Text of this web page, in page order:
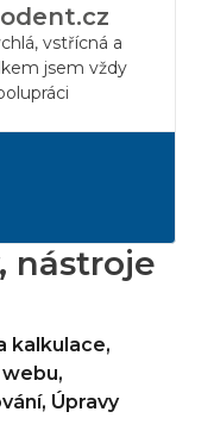
vstřícná a
jsem vždy
nástroje
kalkulace,
,
, Úpravy